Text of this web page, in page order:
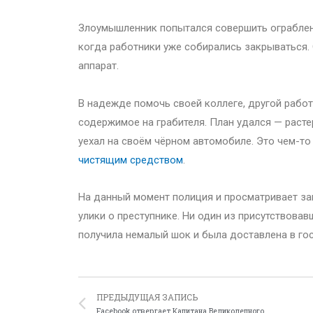
Злоумышленник попытался совершить
когда работники уже собирались
аппарат.
В надежде помочь своей коллеге, другой
содержимое на грабителя. План удался —
уехал на своём чёрном автомобиле. Это чем-
чистящим средством
На данный момент полиция и просматривает
улики о преступнике. Ни один из
получила немалый шок и была доставлена в
ПРЕДЫДУЩАЯ ЗАПИСЬ
Facebook отвергает Капитана Великолепного